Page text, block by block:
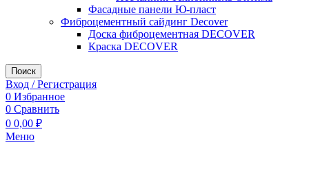
Фасадные панели Ю-пласт
Фиброцементный сайдинг Decover
Доска фиброцементная DECOVER
Краска DECOVER
Поиск
Вход / Регистрация
0 Избранное
0 Сравнить
0 0,00 ₽
Меню